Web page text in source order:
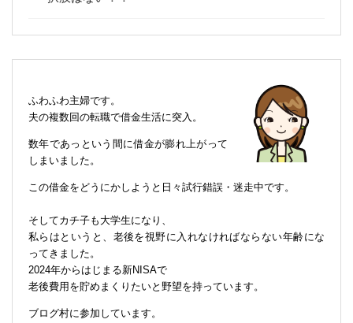
ふわふわ主婦です。
夫の複数回の転職で借金生活に突入。
数年であっという間に借金が膨れ上がって
しまいました。
この借金をどうにかしようと日々試行錯誤・迷走中です。
そしてカチ子も大学生になり、
私らはというと、老後を視野に入れなければならない年齢にな
ってきました。
2024年からはじまる新NISAで
老後費用を貯めまくりたいと野望を持っています。
ブログ村に参加しています。